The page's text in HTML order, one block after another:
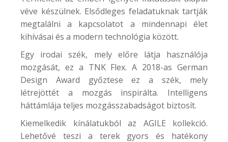
véve készülnek. Elsődleges feladatuknak tartják
megtalálni a kapcsolatot a mindennapi élet
kihívásai és a modern technológia között.
Egy irodai szék, mely előre látja használója
mozgását, ez a TNK Flex. A 2018-as German
Design Award győztese ez a szék, mely
létrejöttét a mozgás inspirálta. Intelligens
háttámlája teljes mozgásszabadságot biztosít.
Kiemelkedik kínálatukból az AGILE kollekció.
Lehetővé teszi a terek gyors és hatékony